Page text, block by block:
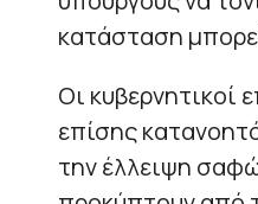
κατάσταση
Οι κυβερνητικοί
επίσης
την έλλειψη